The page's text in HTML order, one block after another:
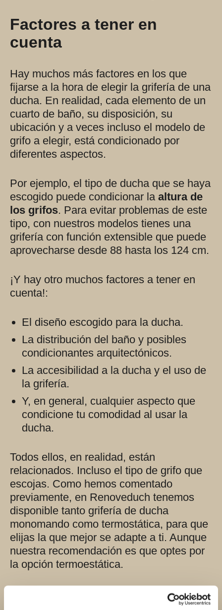
Factores a tener en
cuenta
Hay muchos más factores en los que
fijarse a la hora de elegir la grifería de una
ducha. En realidad, cada elemento de un
cuarto de baño, su disposición, su
ubicación y a veces incluso el modelo de
grifo a elegir, está condicionado por
diferentes aspectos.
Por ejemplo, el tipo de ducha que se haya
escogido puede condicionar la altura de
los grifos. Para evitar problemas de este
tipo, con nuestros modelos tienes una
grifería con función extensible que puede
aprovecharse desde 88 hasta los 124 cm.
¡Y hay otro muchos factores a tener en
cuenta!:
El diseño escogido para la ducha.
La distribución del baño y posibles
condicionantes arquitectónicos.
La accesibilidad a la ducha y el uso de
la grifería.
Y, en general, cualquier aspecto que
condicione tu comodidad al usar la
ducha.
Todos ellos, en realidad, están
relacionados. Incluso el tipo de grifo que
escojas. Como hemos comentado
previamente, en Renoveduch tenemos
disponible tanto grifería de ducha
monomando como termostática, para que
elijas la que mejor se adapte a ti. Aunque
nuestra recomendación es que optes por
la opción termoestática.
tiene mandos